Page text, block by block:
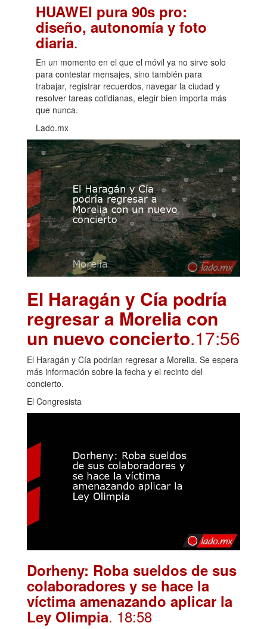
HUAWEI pura 90s pro:
diseño, autonomía y foto
diaria.
En un momento en el que el móvil ya no sirve solo
para contestar mensajes, sino también para
trabajar, registrar recuerdos, navegar la ciudad y
resolver tareas cotidianas, elegir bien importa más
que nunca.
Lado.mx
El Haragán y Cía podría
regresar a Morelia con
un nuevo concierto.17:56
El Haragán y Cía podrían regresar a Morelia. Se espera
más información sobre la fecha y el recinto del
concierto.
El Congresista
Dorheny: Roba sueldos de sus
colaboradores y se hace la
víctima amenazando aplicar la
Ley Olimpia. 18:58